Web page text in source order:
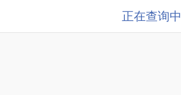
正在查询中